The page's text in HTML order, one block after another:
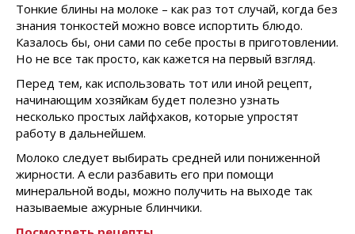
Тонкие блины на молоке – как раз тот случай, когда без
знания тонкостей можно вовсе испортить блюдо.
Казалось бы, они сами по себе просты в приготовлении.
Но не все так просто, как кажется на первый взгляд.
Перед тем, как использовать тот или иной рецепт,
начинающим хозяйкам будет полезно узнать
несколько простых лайфхаков, которые упростят
работу в дальнейшем.
Молоко следует выбирать средней или пониженной
жирности. А если разбавить его при помощи
минеральной воды, можно получить на выходе так
называемые ажурные блинчики.